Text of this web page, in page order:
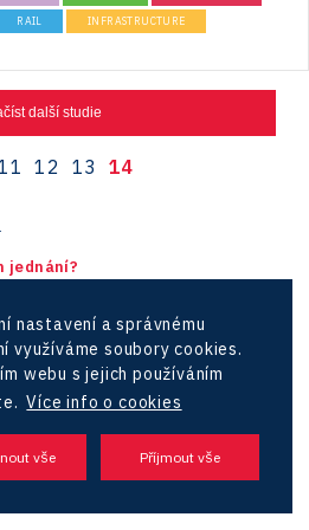
podnikatele
RAIL INFRASTRUCTURE
další studie
12 13 14
jednání?
nastavení a správnému
využíváme soubory cookies.
webu s jejich používáním
Více info o cookies